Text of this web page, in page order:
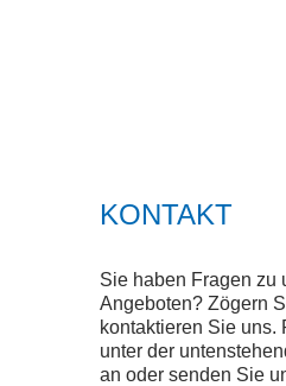
SMART SOLUTIONS
QUALITÄT
ZERTIFIKATE
KONTAKT
Sie haben Fragen zu
Angeboten? Zögern
kontaktieren Sie uns.
unter der
an oder senden Sie